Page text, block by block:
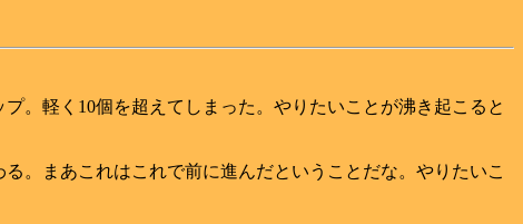
。軽く10個を超えてしまった。やりたいことが沸き起こると
。まあこれはこれで前に進んだということだな。やりたいこ